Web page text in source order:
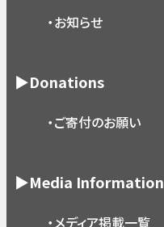
・お知らせ
▶Donations
・ご寄付のお願い
▶Media Information
・メディア掲載一覧